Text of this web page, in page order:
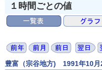
１時間ごとの値
豊富（宗谷地方) 1991年10月